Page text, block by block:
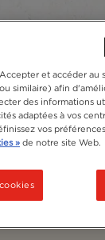
ou au lait
et accéder
similaire) afin
des informations
adaptées à vos
vos préférences
» de notre site Web.